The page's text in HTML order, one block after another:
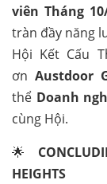
viên Tháng
tràn đầy năng
Hội Kết Cấu
ơn Austdoor
thể Doanh
cùng Hội.
🌟
HEIGHTS